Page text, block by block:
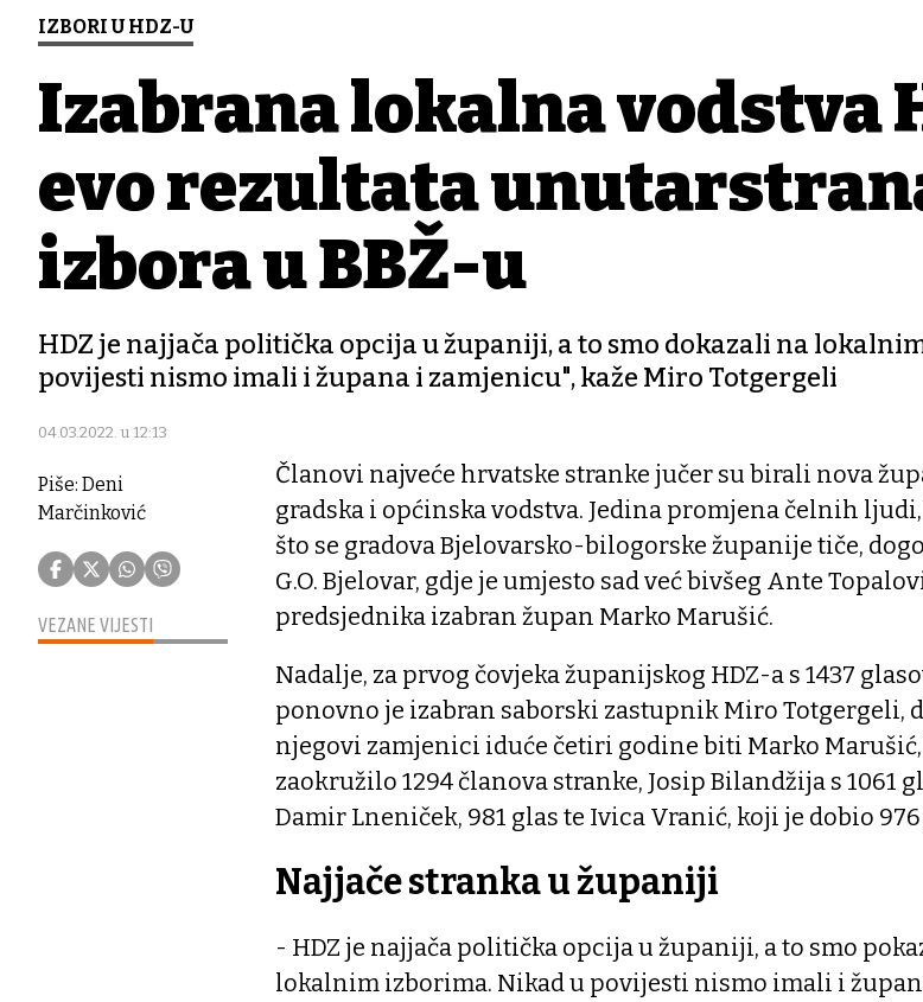
IZBORI U HDZ-U
Izabrana lokalna vodstva
evo rezultata
izbora u BBŽ-u
HDZ je najjača politička opcija u županiji, a to smo dokazali na
povijesti nismo imali i župana i zamjenicu", kaže Miro Totgergeli
04.03.2022. u 12:13
Piše: Deni
Marčinković
VEZANE VIJESTI
Članovi najveće hrvatske stranke jučer su birali nova
gradska i općinska vodstva. Jedina promjena čelnih
što se gradova Bjelovarsko-bilogorske županije tiče,
G.O. Bjelovar, gdje je umjesto sad već bivšeg Ante
predsjednika izabran župan Marko Marušić.
Nadalje, za prvog čovjeka županijskog HDZ-a s 1437
ponovno je izabran saborski zastupnik Miro Totgergeli,
njegovi zamjenici iduće četiri godine biti Marko Marušić,
zaokružilo 1294 članova stranke, Josip Bilandžija s 1061
Damir Lneniček, 981 glas te Ivica Vranić, koji je dobio 976
Najjače stranka u županiji
- HDZ je najjača politička opcija u županiji, a to smo
lokalnim izborima. Nikad u povijesti nismo imali i